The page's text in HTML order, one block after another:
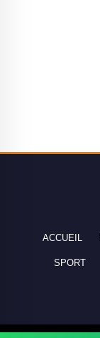
ACCUEIL
SPORT